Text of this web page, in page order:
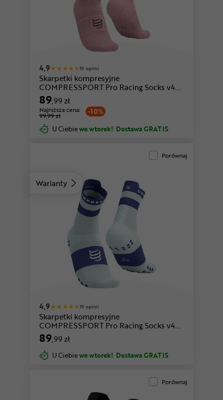
biały-czerwony
4,9 19 opinii
Skarpetki kompresyjne
COMPRESSPORT Pro Racing Socks v4.0
Run High
89,99 zł
-10%
Najniższa cena:
99,99 zł
U Ciebiewe wtorek! Dostawa GRATIS
Warianty
biały-czerwony
Porównaj
4,9 19 opinii
Skarpetki kompresyjne
COMPRESSPORT Pro Racing Socks v4.0
Run High
89,99 zł
U Ciebiewe wtorek! Dostawa GRATIS
Porównaj